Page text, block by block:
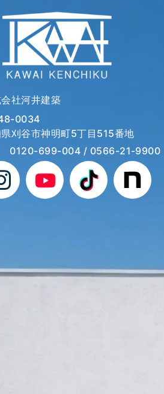
社河井建築
0034
刈谷市神明町5丁目515番地
0120-699-004 / 0566-21-9900